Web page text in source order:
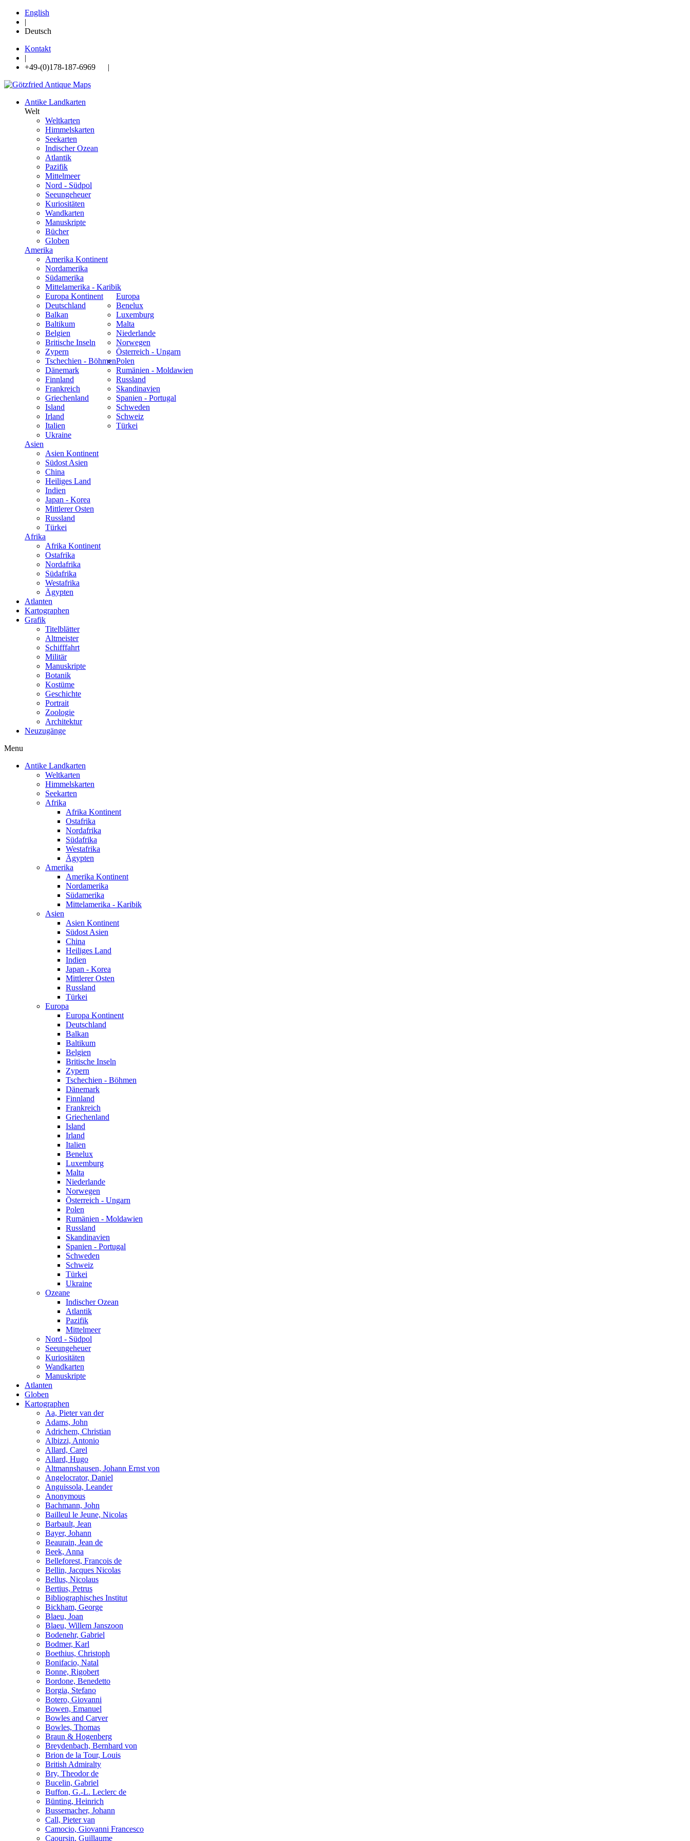
English
|
Deutsch
Kontakt
|
+49-(0)178-187-6969 |
Antike Landkarten
Welt
Weltkarten
Himmelskarten
Seekarten
Indischer Ozean
Atlantik
Pazifik
Mittelmeer
Nord - Südpol
Seeungeheuer
Kuriositäten
Wandkarten
Manuskripte
Bücher
Globen
Amerika
Amerika Kontinent
Nordamerika
Südamerika
Mittelamerika - Karibik
Europa
Europa Kontinent
Deutschland
Balkan
Baltikum
Belgien
Britische Inseln
Zypern
Tschechien - Böhmen
Dänemark
Finnland
Frankreich
Griechenland
Island
Irland
Italien
Benelux
Luxemburg
Malta
Niederlande
Norwegen
Österreich - Ungarn
Polen
Rumänien - Moldawien
Russland
Skandinavien
Spanien - Portugal
Schweden
Schweiz
Türkei
Ukraine
Asien
Asien Kontinent
Südost Asien
China
Heiliges Land
Indien
Japan - Korea
Mittlerer Osten
Russland
Türkei
Afrika
Afrika Kontinent
Ostafrika
Nordafrika
Südafrika
Westafrika
Ägypten
Atlanten
Kartographen
Grafik
Titelblätter
Altmeister
Schifffahrt
Militär
Manuskripte
Botanik
Kostüme
Geschichte
Portrait
Zoologie
Architektur
Neuzugänge
Menu
Antike Landkarten
Weltkarten
Himmelskarten
Seekarten
Afrika
Afrika Kontinent
Ostafrika
Nordafrika
Südafrika
Westafrika
Ägypten
Amerika
Amerika Kontinent
Nordamerika
Südamerika
Mittelamerika - Karibik
Asien
Asien Kontinent
Südost Asien
China
Heiliges Land
Indien
Japan - Korea
Mittlerer Osten
Russland
Türkei
Europa
Europa Kontinent
Deutschland
Balkan
Baltikum
Belgien
Britische Inseln
Zypern
Tschechien - Böhmen
Dänemark
Finnland
Frankreich
Griechenland
Island
Irland
Italien
Benelux
Luxemburg
Malta
Niederlande
Norwegen
Österreich - Ungarn
Polen
Rumänien - Moldawien
Russland
Skandinavien
Spanien - Portugal
Schweden
Schweiz
Türkei
Ukraine
Ozeane
Indischer Ozean
Atlantik
Pazifik
Mittelmeer
Nord - Südpol
Seeungeheuer
Kuriositäten
Wandkarten
Manuskripte
Atlanten
Globen
Kartographen
Aa, Pieter van der
Adams, John
Adrichem, Christian
Albizzi, Antonio
Allard, Carel
Allard, Hugo
Altmannshausen, Johann Ernst von
Angelocrator, Daniel
Anguissola, Leander
Anonymous
Bachmann, John
Bailleul le Jeune, Nicolas
Barbault, Jean
Bayer, Johann
Beaurain, Jean de
Beek, Anna
Belleforest, Francois de
Bellin, Jacques Nicolas
Bellus, Nicolaus
Bertius, Petrus
Bibliographisches Institut
Bickham, George
Blaeu, Joan
Blaeu, Willem Janszoon
Bodenehr, Gabriel
Bodmer, Karl
Boethius, Christoph
Bonifacio, Natal
Bonne, Rigobert
Bordone, Benedetto
Borgia, Stefano
Botero, Giovanni
Bowen, Emanuel
Bowles and Carver
Bowles, Thomas
Braun & Hogenberg
Breydenbach, Bernhard von
Brion de la Tour, Louis
British Admiralty
Bry, Theodor de
Bucelin, Gabriel
Buffon, G.-L. Leclerc de
Bünting, Heinrich
Bussemacher, Johann
Call, Pieter van
Camocio, Giovanni Francesco
Caoursin, Guillaume